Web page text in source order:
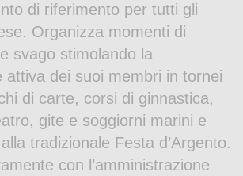
di riferimento per tutti gli
Organizza momenti di
svago stimolando la
attiva dei suoi membri in tornei
di carte, corsi di ginnastica,
gite e soggiorni marini e
tradizionale Festa d’Argento.
con l’amministrazione